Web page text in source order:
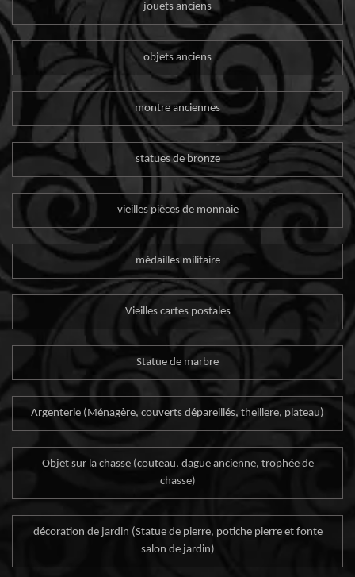
jouets anciens
objets anciens
montre anciennes
statues de bronze
vieilles pièces de monnaie
médailles militaire
Vieilles cartes postales
Statue de marbre
Argenterie (Ménagère, couverts dépareillés, theillere, plateau)
Objet sur la chasse (couteau, dague ancienne, trophée de
chasse)
décoration de jardin (Statue de pierre, potiche pierre et fonte
salon de jardin)